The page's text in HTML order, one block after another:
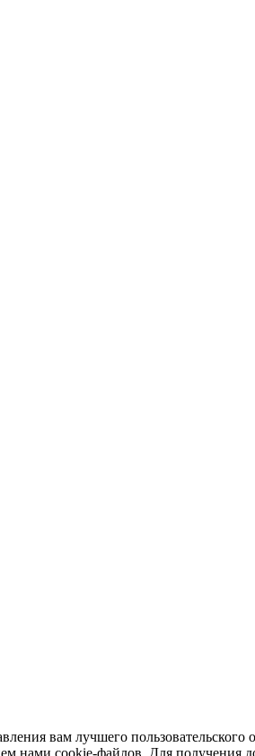
вам лучшего
нами cookie-файлов. Для получения